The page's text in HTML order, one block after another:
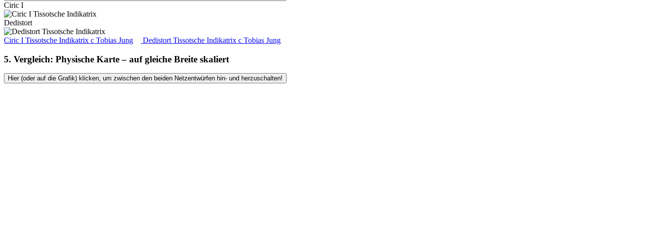
Ciric I
Dedistort
Ciric I Tissotsche Indikatrix c Tobias Jung Dedistort Tissotsche Indikatrix c Tobias Jung
5. Vergleich: Physische Karte – auf gleiche Breite skaliert
Hier (oder auf die Grafik) klicken, um zwischen den beiden Netzentwürfen hin- und herzuschalten!